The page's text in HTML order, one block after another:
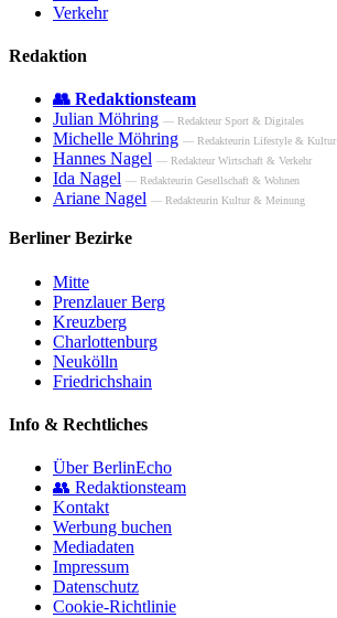
Verkehr
Redaktion
👥 Redaktionsteam
Julian Möhring — Redakteur Sport & Digitales
Michelle Möhring — Redakteurin Lifestyle & Kultur
Hannes Nagel — Redakteur Wirtschaft & Verkehr
Ida Nagel — Redakteurin Gesellschaft & Wohnen
Ariane Nagel — Redakteurin Kultur & Meinung
Berliner Bezirke
Mitte
Prenzlauer Berg
Kreuzberg
Charlottenburg
Neukölln
Friedrichshain
Info & Rechtliches
Über BerlinEcho
👥 Redaktionsteam
Kontakt
Werbung buchen
Mediadaten
Impressum
Datenschutz
Cookie-Richtlinie